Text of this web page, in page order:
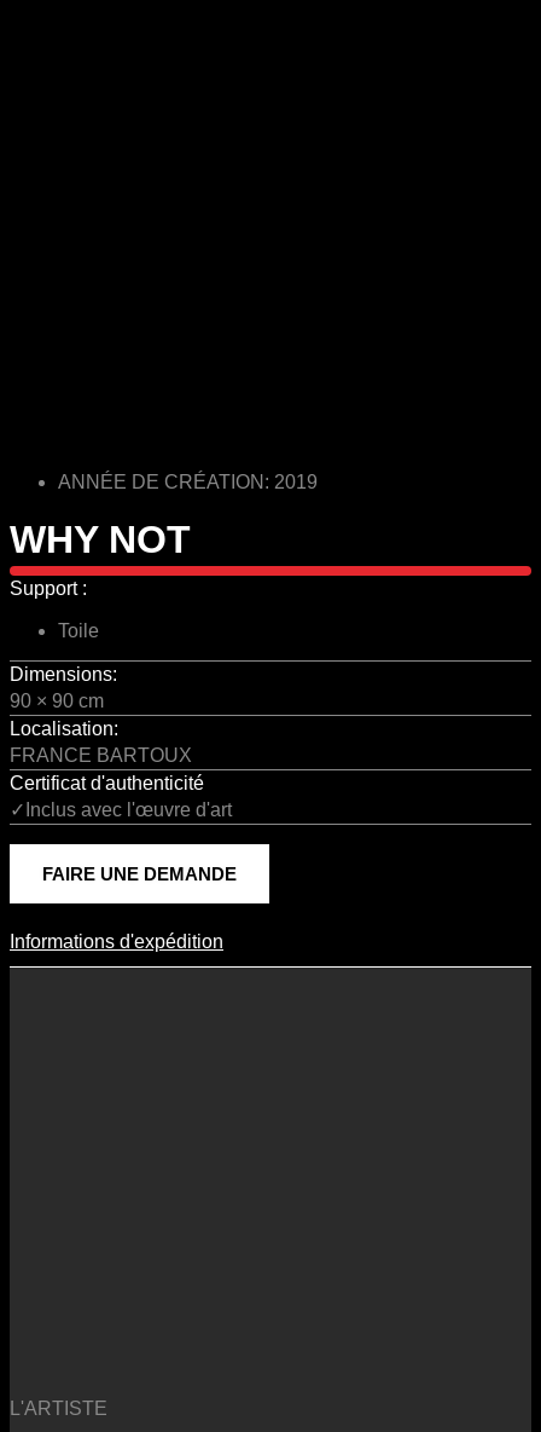
ANNÉE DE CRÉATION: 2019
WHY NOT
Support :
Toile
Dimensions:
90 × 90 cm
Localisation:
FRANCE BARTOUX
Certificat d'authenticité
✓Inclus avec l'œuvre d'art
FAIRE UNE DEMANDE
Informations D'expédition
Informations d'expédition
L'ARTISTE